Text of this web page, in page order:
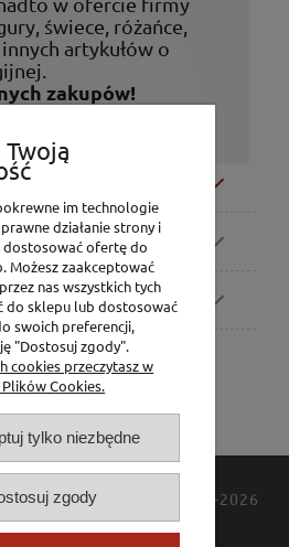
świece, różańce,
artykułów o
zakupów!
konto
Pomoc
JAKÓBCZAK
© 1994-2026
prywatności
im technologie
działanie strony i
dostosować ofertę do
Możesz zaakceptować
nas wszystkich tych
do sklepu lub dostosować
swoich preferencji,
"Dostosuj zgody".
cookies przeczytasz w
Cookies.
tylko niezbędne
zgody